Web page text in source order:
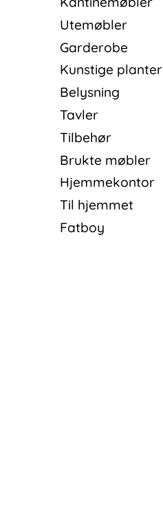
Utemøbler
Garderobe
Kunstige planter
Belysning
Tavler
Tilbehør
Brukte møbler
Hjemmekontor
Til hjemmet
Fatboy